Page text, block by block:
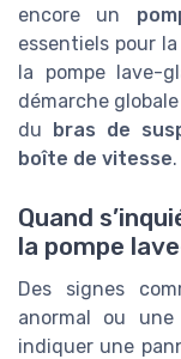
encore un
essentiels pour
la pompe lave-
démarche
du
bras de
boîte de vitesse.
Quand
la pompe
Des signes
anormal ou
indiquer une